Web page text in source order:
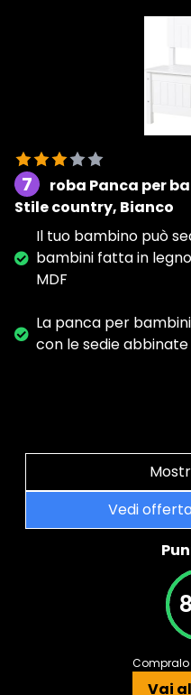
7
roba Panca per
Stile country, Bianco
Il tuo bambino può
bambini fatta in
MDF
La panca per
con le sedie
Vedi
Compralo
Vai